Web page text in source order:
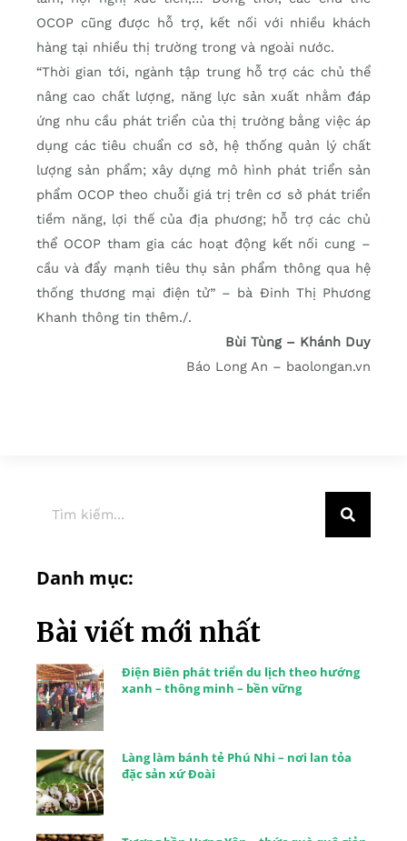
OCOP cũng được hỗ trợ, kết nối với nhiều khách
hàng tại nhiều thị trường trong và ngoài nước.
“Thời gian tới, ngành tập trung hỗ trợ các chủ thể
nâng cao chất lượng, năng lực sản xuất nhằm đáp
ứng nhu cầu phát triển của thị trường bằng việc áp
dụng các tiêu chuẩn cơ sở, hệ thống quản lý chất
lượng sản phẩm; xây dựng mô hình phát triển sản
phẩm OCOP theo chuỗi giá trị trên cơ sở phát triển
tiềm năng, lợi thế của địa phương; hỗ trợ các chủ
thể OCOP tham gia các hoạt động kết nối cung –
cầu và đẩy mạnh tiêu thụ sản phẩm thông qua hệ
thống thương mại điện tử” – bà Đinh Thị Phương
Khanh thông tin thêm./.
Bùi Tùng – Khánh Duy
Báo Long An – baolongan.vn
Danh mục:
Bài viết mới nhất
Điện Biên phát triển du lịch theo hướng
xanh – thông minh – bền vững
Làng làm bánh tẻ Phú Nhi – nơi lan tỏa
đặc sản xứ Đoài